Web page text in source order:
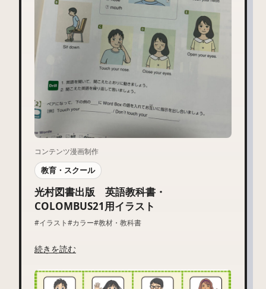
コンテンツ漫画制作
教育・スクール
光村図書出版 英語教科書・
COLOMBUS21用イラスト
#イラスト#カラー#教材・教科書
続きを読む